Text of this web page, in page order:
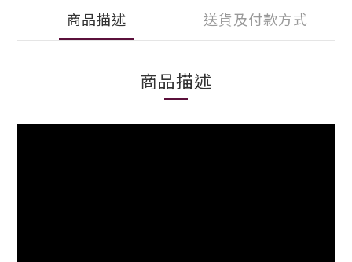
商品描述 送貨及付款方式
商品描述